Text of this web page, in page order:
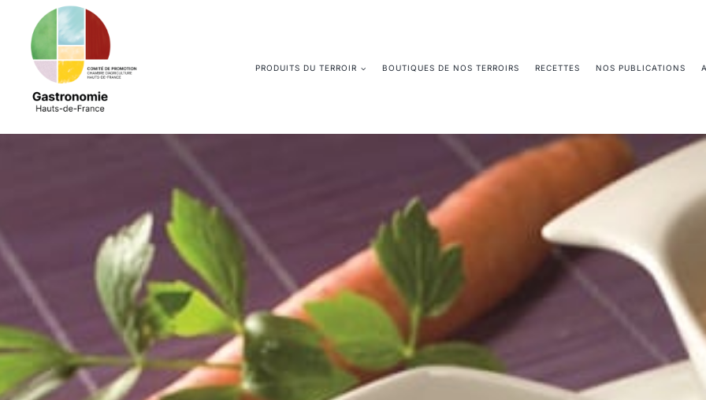
contenu
PRODUITS DU TERROIR BOUTIQUES DE NOS TERROIRS RECETTES NOS PUBLICATIONS